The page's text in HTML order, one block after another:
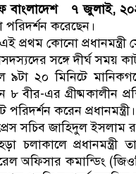
বাংলাদেশ ৭ জুলাই,
পরিদর্শন করেছেন।
প্রথম কোনো প্রধানমন্ত্রী
সঙ্গে দীর্ঘ সময়
২০ মিনিটে
৮ বীর-এর গ্রীষ্মকালীন
করেন প্রধানমন্ত্রী।
প্রেস সচিব জাহিদুল ইসলাম
চলাকালে
অফিসার কমান্ডিং